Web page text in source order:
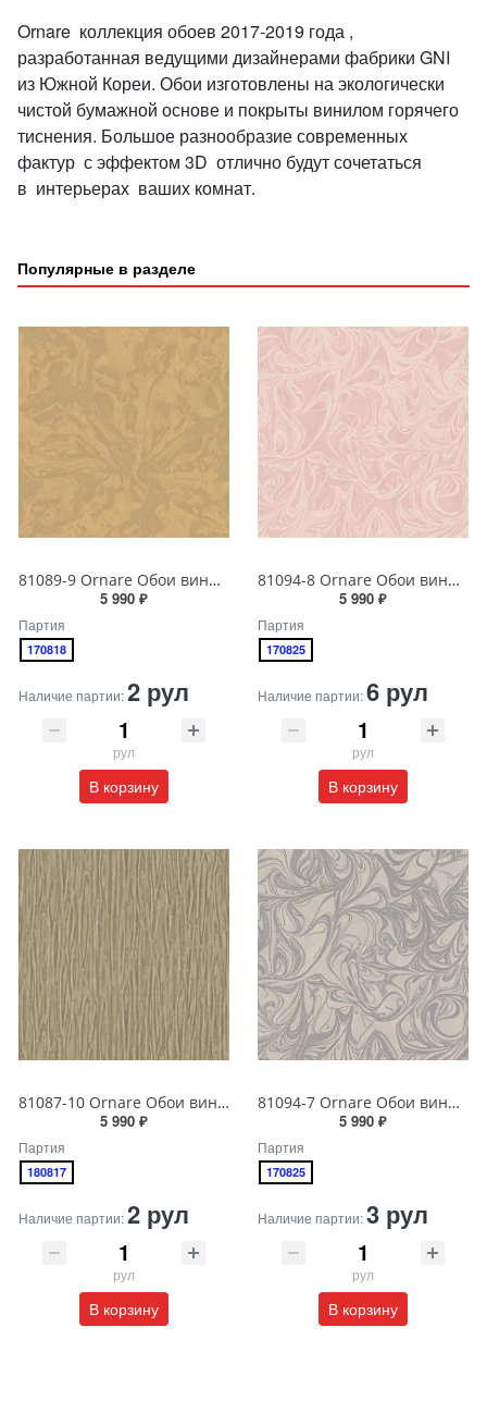
Ornare коллекция обоев 2017-2019 года ,
разработанная ведущими дизайнерами фабрики GNI
из Южной Кореи. Обои изготовлены на экологически
чистой бумажной основе и покрыты винилом горячего
тиснения. Большое разнообразие современных
фактур с эффектом 3D отлично будут сочетаться
в интерьерах ваших комнат.
Популярные в разделе
81089-9 Ornare Обои виниловые на бумажной основе 1.06*15.5
5 990 ₽
Партия
170818
Наличие партии:2 рул
рул
В корзину
81094-8 Ornare Обои виниловые на бумажной основе 1.06*15.5
5 990 ₽
Партия
170825
Наличие партии:6 рул
рул
В корзину
81087-10 Ornare Обои виниловые на бумажной основе 1.06*15.5
5 990 ₽
Партия
180817
Наличие партии:2 рул
рул
В корзину
81094-7 Ornare Обои виниловые на бумажной основе 1.06*15.5
5 990 ₽
Партия
170825
Наличие партии:3 рул
рул
В корзину